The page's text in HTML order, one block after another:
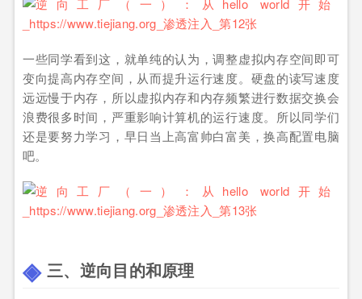
一些同学看到这，就单纯的认为，调整虚拟内存空间即可
变向提高内存空间，从而提升运行速度。硬盘的读写速度
远远慢于内存，所以虚拟内存和内存频繁进行数据交换会
浪费很多时间，严重影响计算机的运行速度。所以同学们
还是要努力学习，早日当上高富帅白富美，换高配置电脑
吧。
三、逆向目的和原理